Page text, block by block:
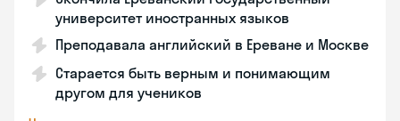
университет иностранных языков
Преподавала английский в Ереване и Москве
Старается быть верным и понимающим
другом для учеников